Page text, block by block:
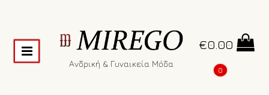
Ανδρική & Γυναικεία Μόδα
€0.00
0